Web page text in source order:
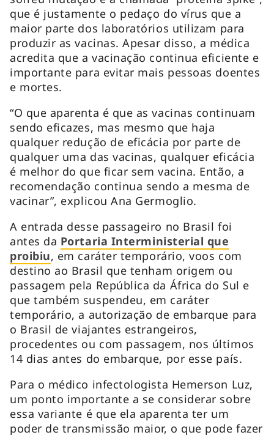
que é justamente o pedaço do vírus que a
maior parte dos laboratórios utilizam para
produzir as vacinas. Apesar disso, a médica
acredita que a vacinação continua eficiente e
importante para evitar mais pessoas doentes
e mortes.
“O que aparenta é que as vacinas continuam
sendo eficazes, mas mesmo que haja
qualquer redução de eficácia por parte de
qualquer uma das vacinas, qualquer eficácia
é melhor do que ficar sem vacina. Então, a
recomendação continua sendo a mesma de
vacinar”, explicou Ana Germoglio.
A entrada desse passageiro no Brasil foi
antes da Portaria Interministerial que
proibiu, em caráter temporário, voos com
destino ao Brasil que tenham origem ou
passagem pela República da África do Sul e
que também suspendeu, em caráter
temporário, a autorização de embarque para
o Brasil de viajantes estrangeiros,
procedentes ou com passagem, nos últimos
14 dias antes do embarque, por esse país.
Para o médico infectologista Hemerson Luz,
um ponto importante a se considerar sobre
essa variante é que ela aparenta ter um
poder de transmissão maior, o que pode fazer